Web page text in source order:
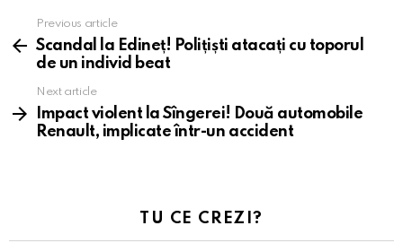
more
Previous article
Scandal la Edineț! Polițiști atacați cu toporul
de un individ beat
Next article
Impact violent la Sîngerei! Două automobile
Renault, implicate într-un accident
TU CE CREZI?